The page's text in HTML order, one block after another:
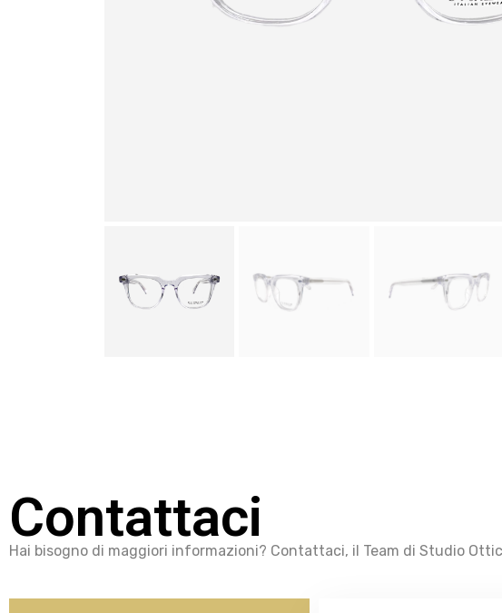
Contattaci
Hai bisogno di maggiori informazioni? Contattaci, il Team di Studio